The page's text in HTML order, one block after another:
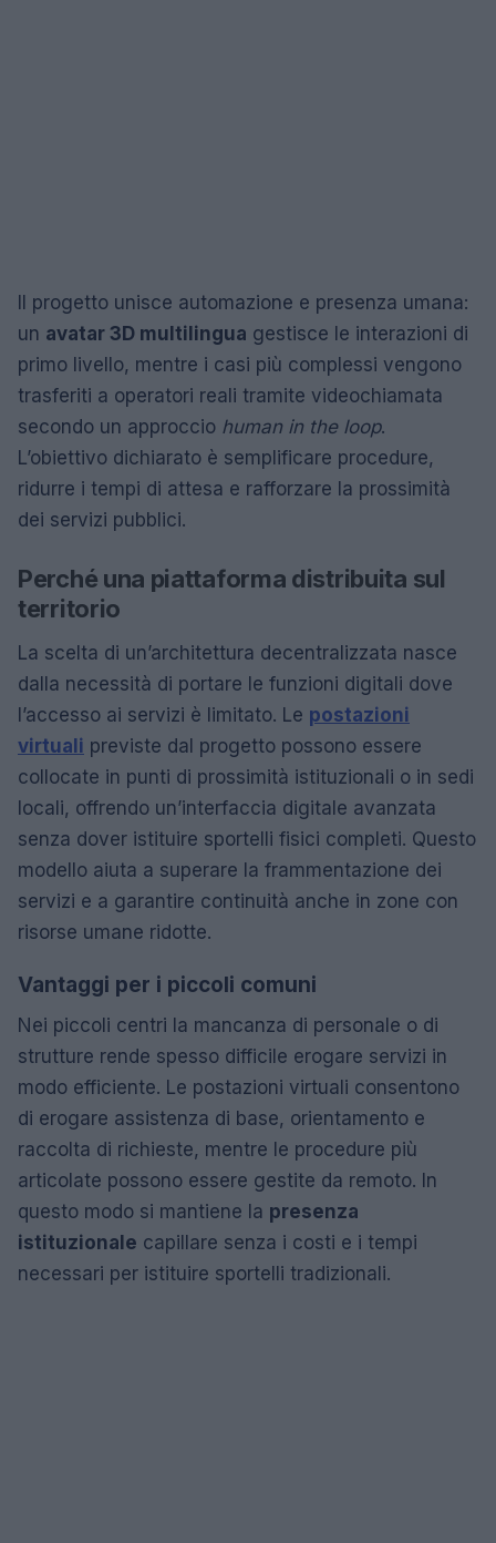
Il progetto unisce automazione e presenza umana:
un avatar 3D multilingua gestisce le interazioni di
primo livello, mentre i casi più complessi vengono
trasferiti a operatori reali tramite videochiamata
secondo un approccio human in the loop.
L’obiettivo dichiarato è semplificare procedure,
ridurre i tempi di attesa e rafforzare la prossimità
dei servizi pubblici.
Perché una piattaforma distribuita sul
territorio
La scelta di un’architettura decentralizzata nasce
dalla necessità di portare le funzioni digitali dove
l’accesso ai servizi è limitato. Le postazioni
virtuali previste dal progetto possono essere
collocate in punti di prossimità istituzionali o in sedi
locali, offrendo un’interfaccia digitale avanzata
senza dover istituire sportelli fisici completi. Questo
modello aiuta a superare la frammentazione dei
servizi e a garantire continuità anche in zone con
risorse umane ridotte.
Vantaggi per i piccoli comuni
Nei piccoli centri la mancanza di personale o di
strutture rende spesso difficile erogare servizi in
modo efficiente. Le postazioni virtuali consentono
di erogare assistenza di base, orientamento e
raccolta di richieste, mentre le procedure più
articolate possono essere gestite da remoto. In
questo modo si mantiene la presenza
istituzionale capillare senza i costi e i tempi
necessari per istituire sportelli tradizionali.